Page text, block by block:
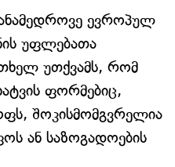
ევროპულ
უფლებათა
უთქვამს, რომ
ფორმებიც,
შოკისმომგვრელია
ან საზოგადოების